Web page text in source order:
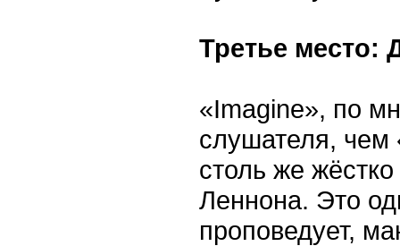
Третье место:
«Imagine», по
слушателя, чем
столь же
Леннона. Это
проповедует,